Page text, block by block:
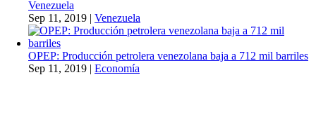
Venezuela
Sep 11, 2019 | Venezuela
OPEP: Producción petrolera venezolana baja a 712 mil barriles
Sep 11, 2019 | Economía